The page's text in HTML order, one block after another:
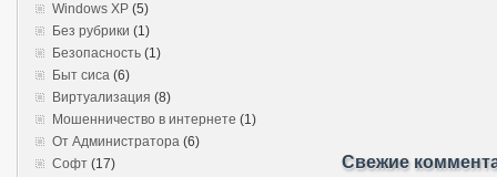
Windows XP (5)
Без рубрики (1)
Безопасность (1)
Быт сиса (6)
Виртуализация (8)
Мошенничество в интернете (1)
От Администратора (6)
Софт (17)
Свежие